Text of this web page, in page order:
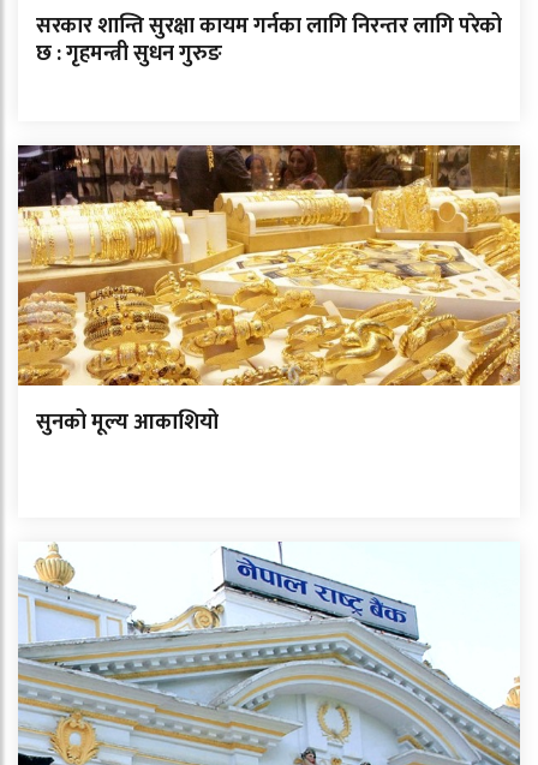
सरकार शान्ति सुरक्षा कायम गर्नका लागि निरन्तर लागि परेको
छ : गृहमन्त्री सुधन गुरुङ
सुनको मूल्य आकाशियो